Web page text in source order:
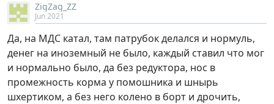
ZigZag_ZZ
Jun 2021
Да, на МДС катал, там патрубок делался и нормуль,
денег на иноземный не было, каждый ставил что мог
и нормально было, да без редуктора, нос в
промежность корма у помошника и шнырь
шхертиком, а без него колено в борт и дрочить,